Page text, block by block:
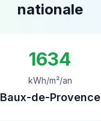
nationale
1634
kWh/m²/an
Baux-de-Provence